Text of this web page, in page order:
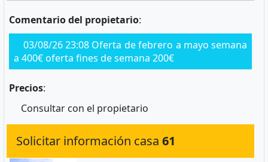
Comentario del propietario:
03/08/26 23:08 Oferta de febrero a mayo semana
a 400€ oferta fines de semana 200€
Precios:
Consultar con el propietario
Solicitar información casa 61